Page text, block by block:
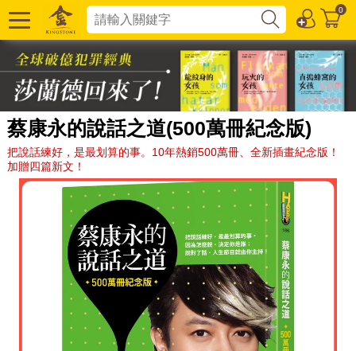
0
蔡康永的說話之道(500萬冊紀念版)
把說話練好，是最划算的事。10年熱銷500萬冊、全新插畫紀念版！
加贈四篇新文！